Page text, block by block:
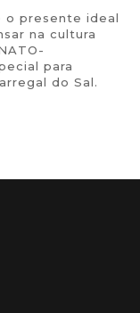
o presente ideal
na cultura
para
do Sal.